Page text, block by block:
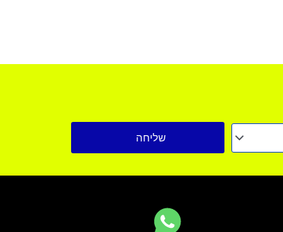
שליחה